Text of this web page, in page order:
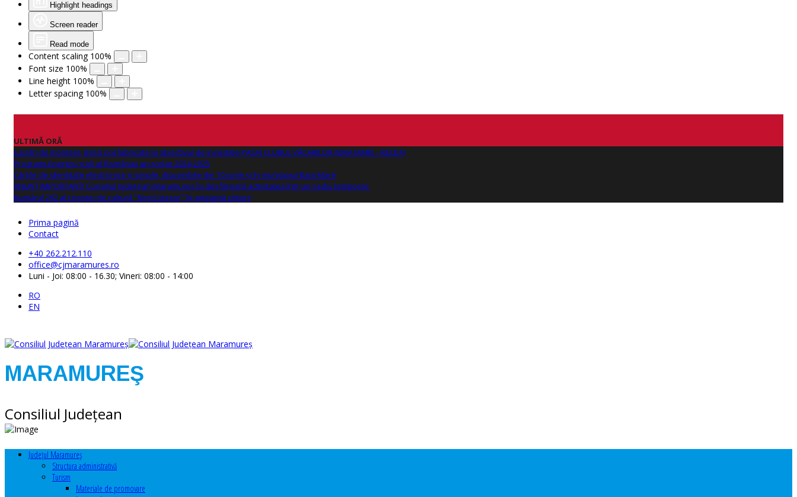
Highlight headings
Screen reader
Read mode
Content scaling 100%
Font size 100%
Line height 100%
Letter spacing 100%
ULTIMĂ ORĂ
Lucrări de montare grinzi prefabricate la obiectivul de investitie PASAJ CLUBUL VĂCARILOR (BAIA MARE - RECEA)
Programul pentru școli al României an școlar 2024-2025
Cărțile de identitate electronice și simple, disponibile din 10 iunie și în municipiul Baia Mare
ANUNŢ IMPORTANT! Consiliul Județean Maramureș își desfășoară activitatea într-un sediu temporar.
Numărul 262 al revistei de cultură "Nord Literar" își așteaptă cititorii
Prima pagină
Contact
+40 262.212.110
office@cjmaramures.ro
Luni - Joi: 08:00 - 16.30; Vineri: 08:00 - 14:00
RO
EN
MARAMUREŞ
Consiliul Judeţean
Judeţul Maramureş
Structura administrativă
Turism
Materiale de promovare